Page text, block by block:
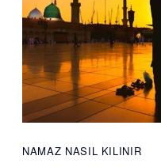
NAMAZ NASIL KILINIR